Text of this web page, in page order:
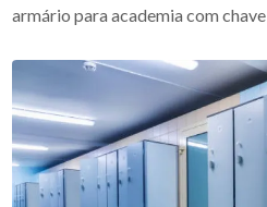
armário para academia com chave